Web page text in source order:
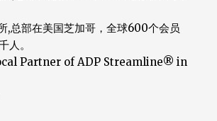
,总部在美国芝加哥，全球600个会员
人。
Partner of ADP Streamline® in